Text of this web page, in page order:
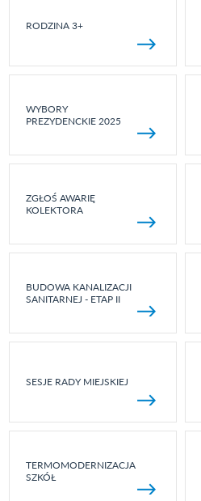
RODZINA 3+
WYBORY
PREZYDENCKIE 2025
ZGŁOŚ AWARIĘ
KOLEKTORA
BUDOWA KANALIZACJI
SANITARNEJ - ETAP II
SESJE RADY MIEJSKIEJ
TERMOMODERNIZACJA
SZKÓŁ